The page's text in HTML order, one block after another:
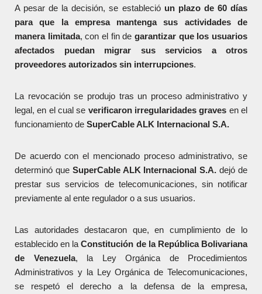
A pesar de la decisión, se establecióun plazo de 60 días
para que la empresa mantenga sus actividades de
manera limitada, con el fin degarantizar que los usuarios
afectados puedan migrar sus servicios a otros
proveedores autorizados sin interrupciones.
La revocación se produjo tras un proceso administrativo y
legal, en el cual se verificaron irregularidades graves en el
funcionamiento de SuperCable ALK Internacional S.A.
De acuerdo con el mencionado proceso administrativo, se
determinó queSuperCable ALK Internacional S.A. dejó de
prestar sus servicios de telecomunicaciones, sin notificar
previamente al ente regulador o a sus usuarios.
Las autoridades destacaron que, en cumplimiento de lo
establecido en laConstitución de la República Bolivariana
de Venezuela, la Ley Orgánica de Procedimientos
Administrativos y la Ley Orgánica de Telecomunicaciones,
se respetó el derecho a la defensa de la empresa,